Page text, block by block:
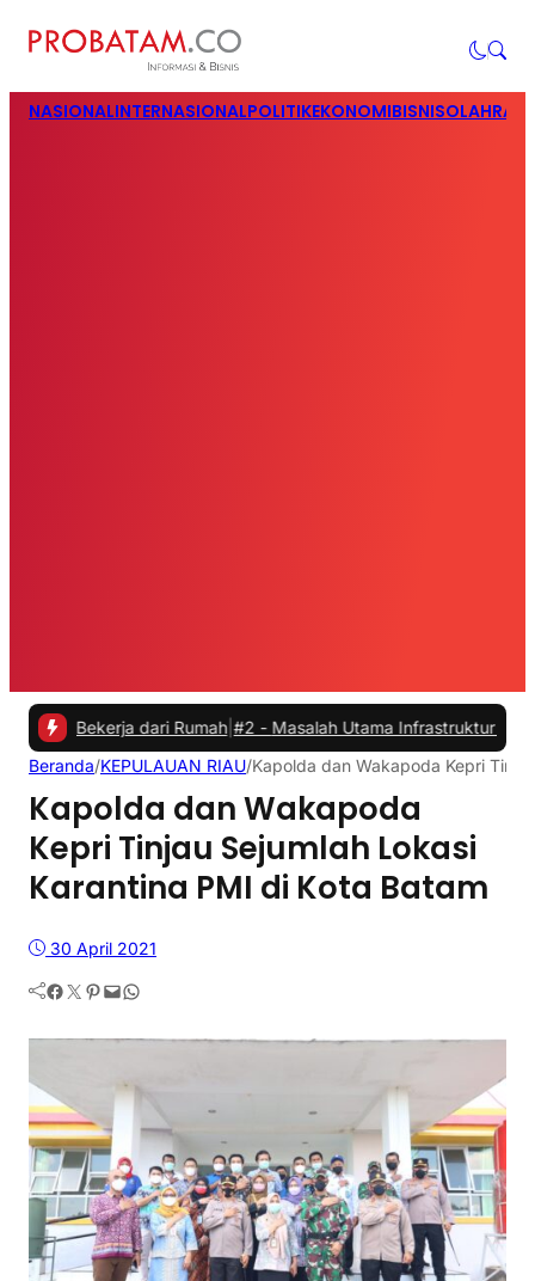
NASIONALINTERNASIONALPOLITIKEKONOMIBISNIS
dari Rumah|#2 -Masalah Utama Infrastruktur Pengisian
Beranda/KEPULAUAN RIAU/Kapolda dan Wakapoda Kepri
Kapolda dan Wakapoda
Kepri Tinjau Sejumlah Lokasi
Karantina PMI di Kota Batam
30 April 2021
Facebook Twitter Pinterest Mail WhatsApp